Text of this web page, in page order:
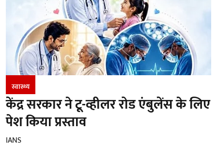
स्वास्थ्य
केंद्र सरकार ने टू-व्हीलर रोड एंबुलेंस के लिए
पेश किया प्रस्ताव
IANS